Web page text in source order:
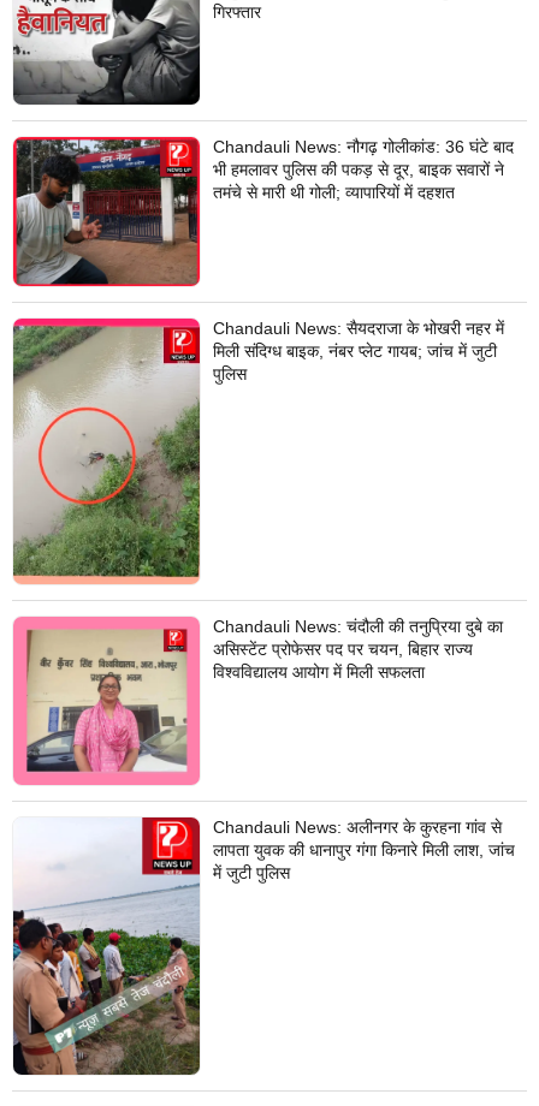
गिरफ्तार
Chandauli News: नौगढ़ गोलीकांड: 36 घंटे बाद
भी हमलावर पुलिस की पकड़ से दूर, बाइक सवारों ने
तमंचे से मारी थी गोली; व्यापारियों में दहशत
Chandauli News: सैयदराजा के भोखरी नहर में
मिली संदिग्ध बाइक, नंबर प्लेट गायब; जांच में जुटी
पुलिस
Chandauli News: चंदौली की तनुप्रिया दुबे का
असिस्टेंट प्रोफेसर पद पर चयन, बिहार राज्य
विश्वविद्यालय आयोग में मिली सफलता
Chandauli News: अलीनगर के कुरहना गांव से
लापता युवक की धानापुर गंगा किनारे मिली लाश, जांच
में जुटी पुलिस